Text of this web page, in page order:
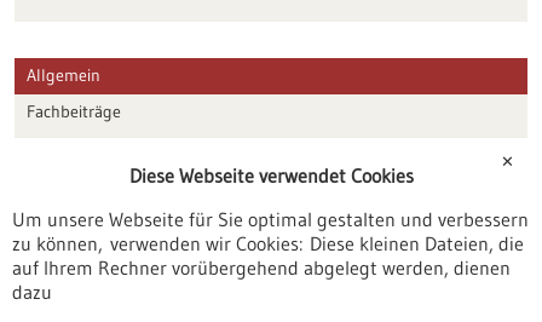
Allgemein
Fachbeiträge
Veranstaltungen
Erscheinungsdatum
✕
Diese Webseite verwendet Cookies
Um unsere Webseite für Sie optimal gestalten und verbessern
zu können, verwenden wir Cookies: Diese kleinen Dateien, die
auf Ihrem Rechner vorübergehend abgelegt werden, dienen
dazu